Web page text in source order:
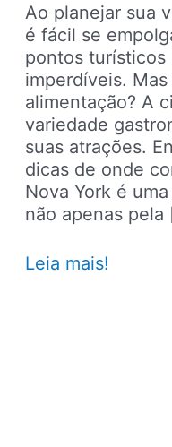
Ao planejar sua
é fácil se
pontos turísticos
imperdíveis.
alimentação? A
variedade
suas atrações.
dicas de onde
Nova York é
não apenas pela
Quanto
Leia mais!